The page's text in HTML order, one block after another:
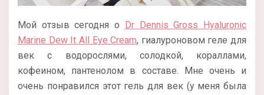
Мой отзыв сегодня о Dr Dennis Gross Hyaluronic
Marine Dew It All Eye Cream, гиалуроновом геле для
век с водорослями, солодкой, кораллами,
кофеином, пантенолом в составе. Мне очень и
очень понравился этот гель для век (у меня была